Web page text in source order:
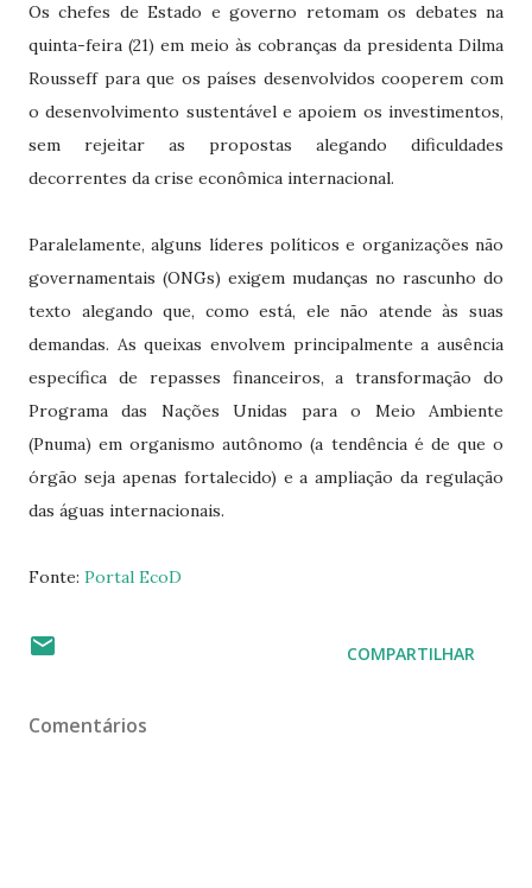
Os chefes de Estado e governo retomam os debates na
quinta-feira (21) em meio às cobranças da presidenta Dilma
Rousseff para que os países desenvolvidos cooperem com
o desenvolvimento sustentável e apoiem os investimentos,
sem rejeitar as propostas alegando dificuldades
decorrentes da crise econômica internacional.
Paralelamente, alguns líderes políticos e organizações não
governamentais (ONGs) exigem mudanças no rascunho do
texto alegando que, como está, ele não atende às suas
demandas. As queixas envolvem principalmente a ausência
específica de repasses financeiros, a transformação do
Programa das Nações Unidas para o Meio Ambiente
(Pnuma) em organismo autônomo (a tendência é de que o
órgão seja apenas fortalecido) e a ampliação da regulação
das águas internacionais.
Fonte: Portal EcoD
COMPARTILHAR
Comentários